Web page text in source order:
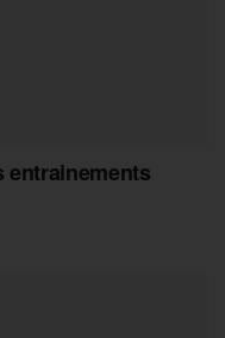
entrainements